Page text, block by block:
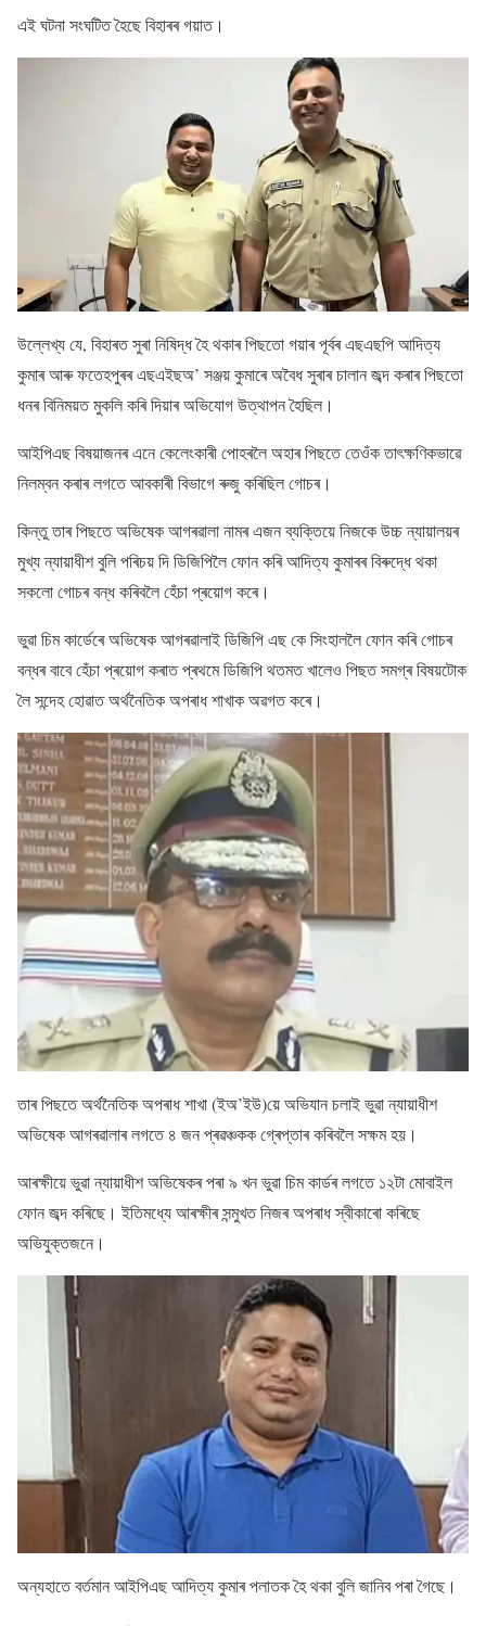
এই ঘটনা সংঘটিত হৈছে বিহাৰৰ গয়াত।
উল্লেখ্য যে, বিহাৰত সুৰা নিষিদ্ধ হৈ থকাৰ পিছতো গয়াৰ পূৰ্বৰ এছএছপি আদিত্য
কুমাৰ আৰু ফতেহপুৰৰ এছএইছঅ’ সঞ্জয় কুমাৰে অবৈধ সুৰাৰ চালান জব্দ কৰাৰ পিছতো
ধনৰ বিনিময়ত মুকলি কৰি দিয়াৰ অভিযোগ উত্থাপন হৈছিল।
আইপিএছ বিষয়াজনৰ এনে কেলেংকাৰী পোহৰলৈ অহাৰ পিছতে তেওঁক তাৎক্ষণিকভাৱে
নিলম্বন কৰাৰ লগতে আবকাৰী বিভাগে ৰুজু কৰিছিল গোচৰ।
কিন্তু তাৰ পিছতে অভিষেক আগৰৱালা নামৰ এজন ব্যক্তিয়ে নিজকে উচ্চ ন্যায়ালয়ৰ
মুখ্য ন্যায়াধীশ বুলি পৰিচয় দি ডিজিপিলৈ ফোন কৰি আদিত্য কুমাৰৰ বিৰুদ্ধে থকা
সকলো গোচৰ বন্ধ কৰিবলৈ হেঁচা প্ৰয়োগ কৰে।
ভুৱা চিম কাৰ্ডেৰে অভিষেক আগৰৱালাই ডিজিপি এছ কে সিংহাললৈ ফোন কৰি গোচৰ
বন্ধৰ বাবে হেঁচা প্ৰয়োগ কৰাত প্ৰথমে ডিজিপি থতমত খালেও পিছত সমগ্ৰ বিষয়টোক
লৈ সন্দেহ হোৱাত অৰ্থনৈতিক অপৰাধ শাখাক অৱগত কৰে।
তাৰ পিছতে অৰ্থনৈতিক অপৰাধ শাখা (ইঅ’ইউ)য়ে অভিযান চলাই ভুৱা ন্যায়াধীশ
অভিষেক আগৰৱালাৰ লগতে ৪ জন প্ৰৱঞ্চকক গ্ৰেপ্তাৰ কৰিবলৈ সক্ষম হয়।
আৰক্ষীয়ে ভুৱা ন্যায়াধীশ অভিষেকৰ পৰা ৯ খন ভুৱা চিম কাৰ্ডৰ লগতে ১২টা মোবাইল
ফোন জব্দ কৰিছে। ইতিমধ্যে আৰক্ষীৰ সন্মুখত নিজৰ অপৰাধ স্বীকাৰো কৰিছে
অভিযুক্তজনে।
অন্যহাতে বৰ্তমান আইপিএছ আদিত্য কুমাৰ পলাতক হৈ থকা বুলি জানিব পৰা গৈছে।